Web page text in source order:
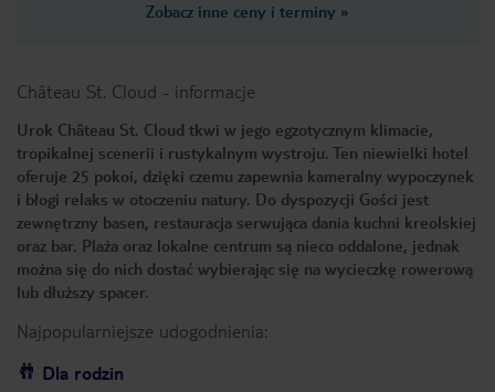
Zobacz inne ceny i terminy »
Château St. Cloud - informacje
Urok Château St. Cloud tkwi w jego egzotycznym klimacie,
tropikalnej scenerii i rustykalnym wystroju. Ten niewielki hotel
oferuje 25 pokoi, dzięki czemu zapewnia kameralny wypoczynek
i błogi relaks w otoczeniu natury. Do dyspozycji Gości jest
zewnętrzny basen, restauracja serwująca dania kuchni kreolskiej
oraz bar. Plaża oraz lokalne centrum są nieco oddalone, jednak
można się do nich dostać wybierając się na wycieczkę rowerową
lub dłuższy spacer.
Najpopularniejsze udogodnienia:
Dla rodzin